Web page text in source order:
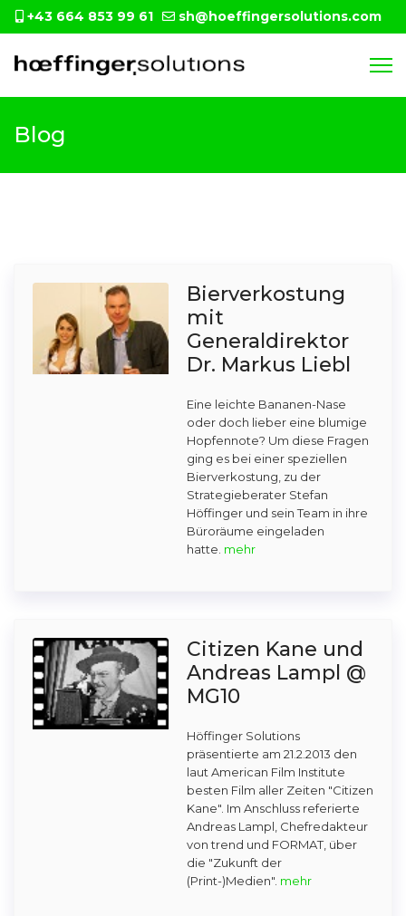
+43 664 853 99 61 sh@hoeffingersolutions.com
Blog
Bierverkostung
mit
Generaldirektor
Dr. Markus Liebl
Eine leichte Bananen-Nase
oder doch lieber eine blumige
Hopfennote? Um diese Fragen
ging es bei einer speziellen
Bierverkostung, zu der
Strategieberater Stefan
Höffinger und sein Team in ihre
Büroräume eingeladen
hatte. mehr
Citizen Kane und
Andreas Lampl @
MG10
Höffinger Solutions
präsentierte am 21.2.2013 den
laut American Film Institute
besten Film aller Zeiten "Citizen
Kane". Im Anschluss referierte
Andreas Lampl, Chefredakteur
von trend und FORMAT, über
die "Zukunft der
(Print-)Medien". mehr